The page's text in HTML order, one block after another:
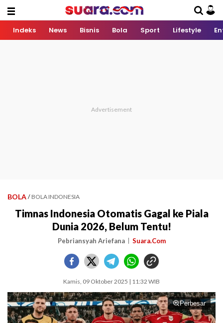
Indeks News Bisnis Bola Sport Lifestyle
BOLA / BOLA INDONESIA
Timnas Indonesia Otomatis Gagal ke Piala
Dunia 2026, Belum Tentu!
Pebriansyah Ariefana Suara.Com
Kamis, 09 Oktober 2025 | 11:32 WIB
Perbesar